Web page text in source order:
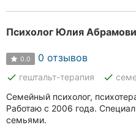
Психолог Юлия
0.0 0 отзывов
done гештальт-терапия done
Семейный психолог,
Работаю с 2006 года.
семьями.